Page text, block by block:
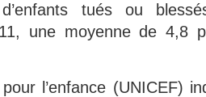
tués ou
une moyenne de 4,8
pour l’enfance (UNICEF)